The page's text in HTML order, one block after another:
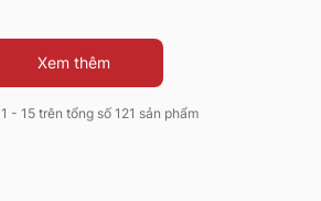
Xem thêm
- 15 trên tổng số 121 sản phẩm